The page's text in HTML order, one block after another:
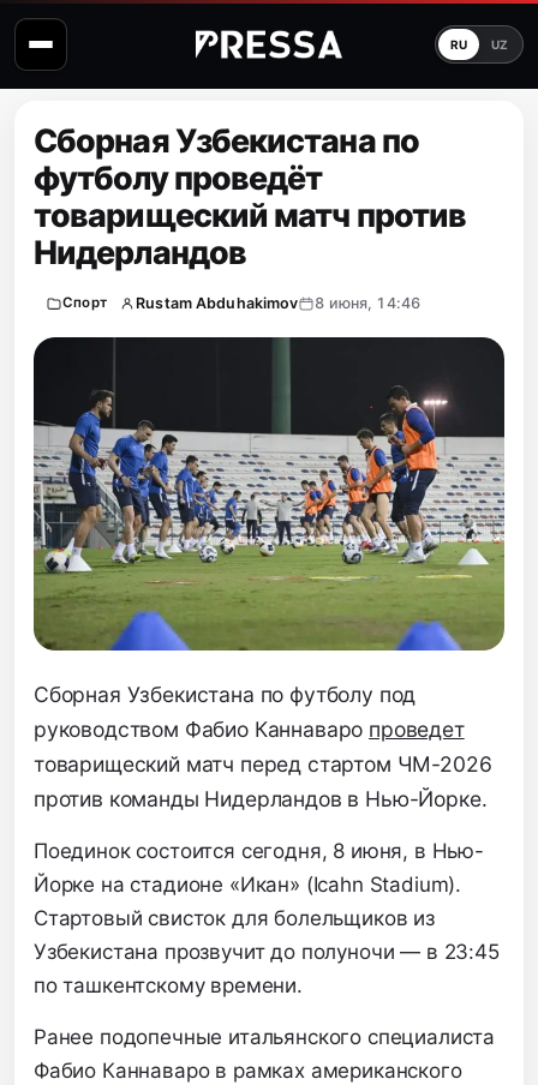
RU UZ
Сборная Узбекистана по
футболу проведёт
товарищеский матч против
Нидерландов
Спорт Rustam Abduhakimov 8 июня, 14:46
Сборная Узбекистана по футболу под
руководством Фабио Каннаваро проведет
товарищеский матч перед стартом ЧМ-2026
против команды Нидерландов в Нью-Йорке.
Поединок состоится сегодня, 8 июня, в Нью-
Йорке на стадионе «Икан» (Icahn Stadium).
Стартовый свисток для болельщиков из
Узбекистана прозвучит до полуночи — в 23:45
по ташкентскому времени.
Ранее подопечные итальянского специалиста
Фабио Каннаваро в рамках американского